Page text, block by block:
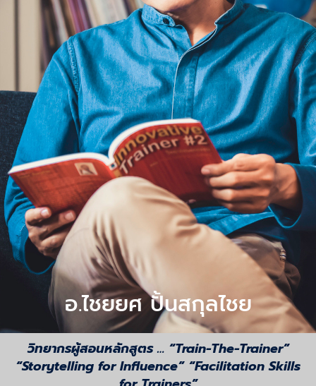
อ.ไชยยศ ปั้นสกุลไชย
วิทยากรผู้สอนหลักสูตร … “Train-The-Trainer”
“Storytelling for Influence” “Facilitation Skills